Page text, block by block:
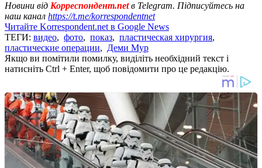
Новини від Корреспондент.netв Telegram. Підписуйтесь на
наш канал https://t.me/korrespondentnet
Читайте Korrespondent.net в Google News
ТЕГИ: видео, фото, показ, пластическая хирургия,
пластические операции, Деми Мур
Якщо ви помітили помилку, виділіть необхідний текст і
натисніть Ctrl + Enter, щоб повідомити про це редакцію.